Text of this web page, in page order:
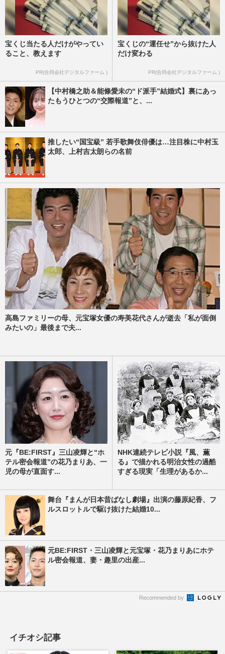
宝くじ当たる人だけがやってい
ること、教えます
PR(合同会社デジタルファーム )
宝くじの“運任せ”から抜けた人
だけ変わる
PR(合同会社デジタルファーム )
【中村橋之助＆能條愛未の“ド派手”結婚式】裏にあっ
たもうひとつの“交際報道”と、...
推したい“国宝級” 若手歌舞伎俳優は…注目株に中村玉
太郎、上村吉太朗らの名前
高島ファミリーの母、元宝塚女優の寿美花代さんが逝去「私が面倒
みたいの」最後まで夫...
元『BE:FIRST』三山凌輝と“ホ
テル密会報道”の花乃まりあ、一
児の母が直面す...
NHK連続テレビ小説『風、薫
る』で描かれる明治女性の過酷
すぎる現実「生理があるか...
舞台『まんが日本昔ばなし劇場』出演の藤原紀香、フ
ルスロットルで駆け抜けた結婚10...
元BE:FIRST・三山凌輝と元宝塚・花乃まりあにホテ
ル密会報道、妻・趣里の出産...
Recommended by
イチオシ記事